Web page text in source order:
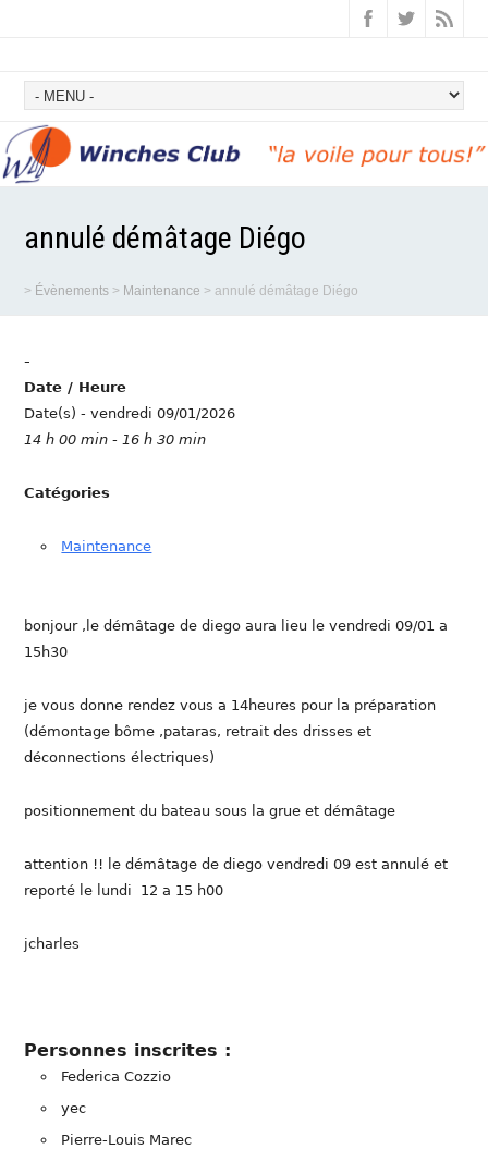
annulé démâtage Diégo
> Évènements > Maintenance >annulé démâtage Diégo
-
Date / Heure
Date(s) - vendredi 09/01/2026
14 h 00 min - 16 h 30 min
Catégories
Maintenance
bonjour ,le démâtage de diego aura lieu le vendredi 09/01 a
15h30
je vous donne rendez vous a 14heures pour la préparation
(démontage bôme ,pataras, retrait des drisses et
déconnections électriques)
positionnement du bateau sous la grue et démâtage
attention !! le démâtage de diego vendredi 09 est annulé et
reporté le lundi 12 a 15 h00
jcharles
Personnes inscrites :
Federica Cozzio
yec
Pierre-Louis Marec